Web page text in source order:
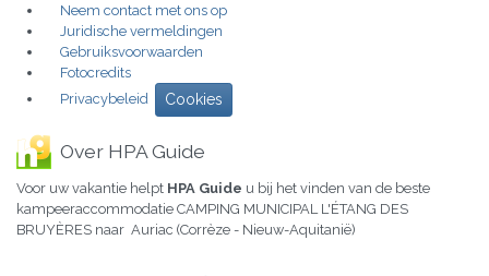
Neem contact met ons op
Juridische vermeldingen
Gebruiksvoorwaarden
Fotocredits
Privacybeleid
Cookies
Over HPA Guide
Voor uw vakantie helpt HPA Guide u bij het vinden van de beste
kampeeraccommodatie CAMPING MUNICIPAL L'ÉTANG DES
BRUYÈRES naar Auriac (Corrèze - Nieuw-Aquitanië)